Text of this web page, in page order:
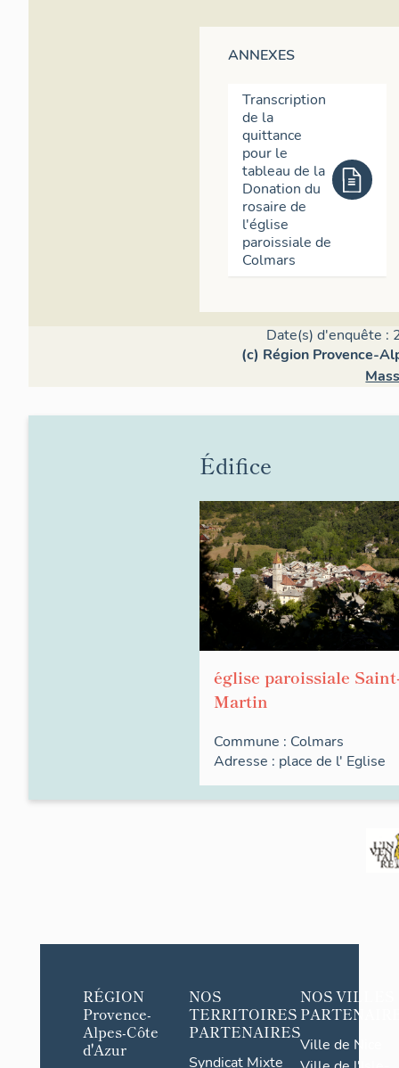
ANNEXES
Transcription
de la
quittance
pour le
tableau de la
Donation du
rosaire de
l'église
paroissiale de
Colmars
Date(s) d'enquête :
(c) Région Provence-
Édifice
église paroissiale
Martin
Commune : Colmars
Adresse : place de l' Eglise
RÉGION
Provence-
Alpes-Côte
d'Azur
NOS
TERRITOIRES
PARTENAIRES
Syndicat Mixte
NOS VILLES
Ville de Nice